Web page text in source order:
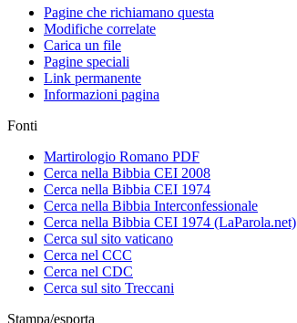
Pagine che richiamano questa
Modifiche correlate
Carica un file
Pagine speciali
Link permanente
Informazioni pagina
Fonti
Martirologio Romano PDF
Cerca nella Bibbia CEI 2008
Cerca nella Bibbia CEI 1974
Cerca nella Bibbia Interconfessionale
Cerca nella Bibbia CEI 1974 (LaParola.net)
Cerca sul sito vaticano
Cerca nel CCC
Cerca nel CDC
Cerca sul sito Treccani
Stampa/esporta